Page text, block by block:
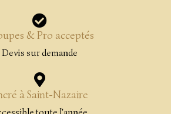
& Pro acceptés
Devis sur demande
à Saint-Nazaire